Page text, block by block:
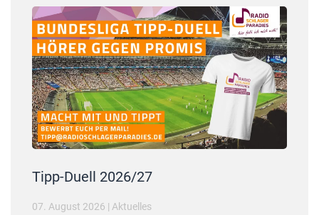
Tipp-Duell 2026/27
07. August 2026 | Aktuelles